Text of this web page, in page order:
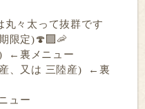
丸々太って抜群です
限定)🍄‍🟫🦐
) ←裏メニュー
産、又は 三陸産) ←裏
ュー